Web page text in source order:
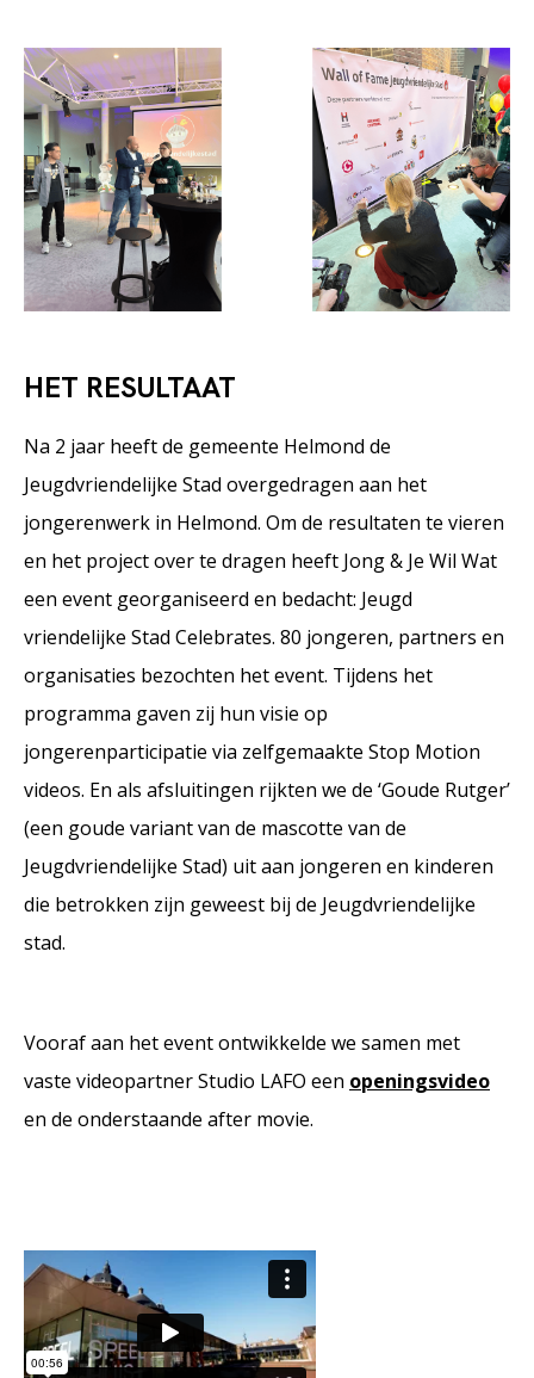
HET RESULTAAT
Na 2 jaar heeft de gemeente Helmond de
Jeugdvriendelijke Stad overgedragen aan het
jongerenwerk in Helmond. Om de resultaten te vieren
en het project over te dragen heeft Jong & Je Wil Wat
een event georganiseerd en bedacht: Jeugd
vriendelijke Stad Celebrates. 80 jongeren, partners en
organisaties bezochten het event. Tijdens het
programma gaven zij hun visie op
jongerenparticipatie via zelfgemaakte Stop Motion
videos. En als afsluitingen rijkten we de ‘Goude Rutger’
(een goude variant van de mascotte van de
Jeugdvriendelijke Stad) uit aan jongeren en kinderen
die betrokken zijn geweest bij de Jeugdvriendelijke
stad.
Vooraf aan het event ontwikkelde we samen met
vaste videopartner Studio LAFO een openingsvideo
en de onderstaande after movie.